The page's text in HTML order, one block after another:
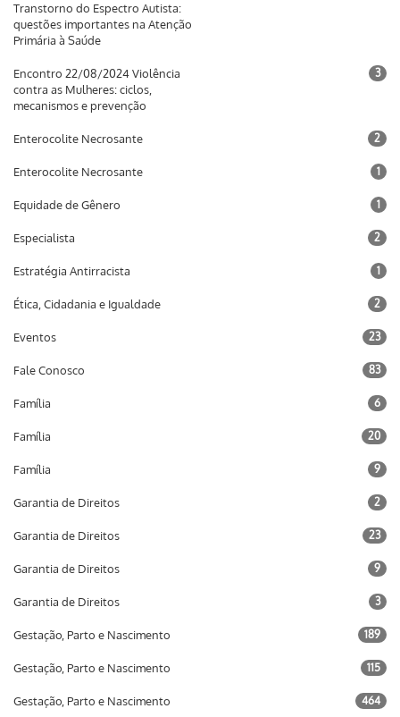
Transtorno do Espectro Autista:
questões importantes na Atenção
Primária à Saúde
Encontro 22/08/2024 Violência
contra as Mulheres: ciclos,
mecanismos e prevenção
3
Enterocolite Necrosante 2
Enterocolite Necrosante 1
Equidade de Gênero 1
Especialista 2
Estratégia Antirracista 1
Ética, Cidadania e Igualdade 2
Eventos 23
Fale Conosco 83
Família 6
Família 20
Família 9
Garantia de Direitos 2
Garantia de Direitos 23
Garantia de Direitos 9
Garantia de Direitos 3
Gestação, Parto e Nascimento 189
Gestação, Parto e Nascimento 115
Gestação, Parto e Nascimento 464